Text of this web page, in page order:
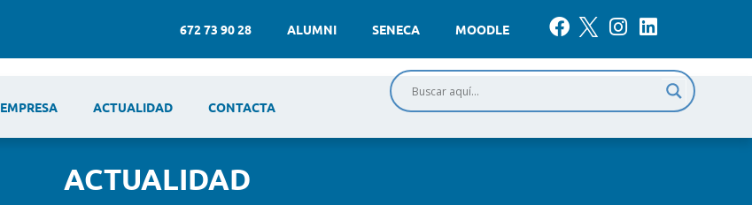
672 73 90 28 ALUMNI SENECA MOODLE
EMPRESA ACTUALIDAD CONTACTA
ACTUALIDAD